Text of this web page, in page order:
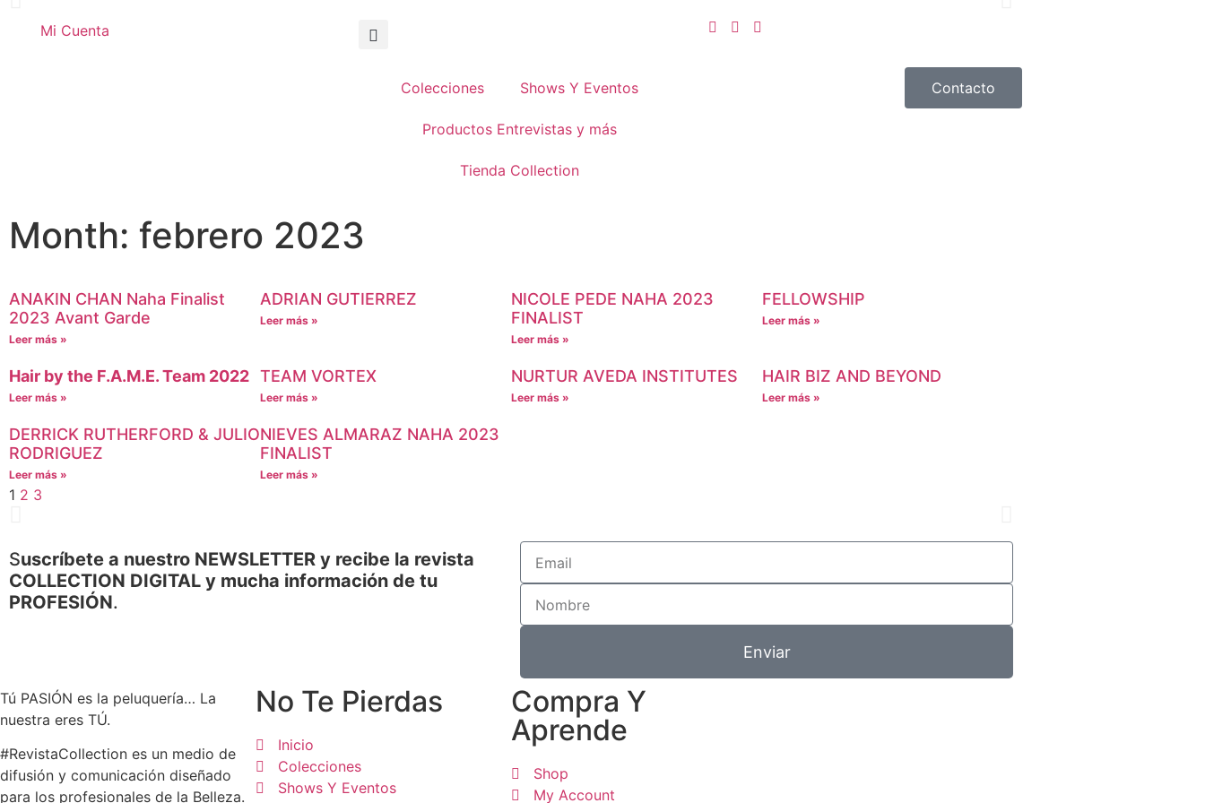
Mi Cuenta
Colecciones Shows Y Eventos
Productos Entrevistas y más
Tienda Collection
Contacto
Month: febrero 2023
ANAKIN CHAN Naha Finalist
2023 Avant Garde
Leer más »
ADRIAN GUTIERREZ
Leer más »
NICOLE PEDE NAHA 2023
FINALIST
Leer más »
FELLOWSHIP
Leer más »
Hair by the F.A.M.E. Team 2022
Leer más »
TEAM VORTEX
Leer más »
NURTUR AVEDA INSTITUTES
Leer más »
HAIR BIZ AND BEYOND
Leer más »
DERRICK RUTHERFORD & JULIO
RODRIGUEZ
Leer más »
NIEVES ALMARAZ NAHA 2023
FINALIST
Leer más »
1 2 3
Suscríbete a nuestro NEWSLETTER y recibe la revista
COLLECTION DIGITAL y mucha información de tu
PROFESIÓN.
Enviar
Tú PASIÓN es la peluquería… La
nuestra eres TÚ.
#RevistaCollection es un medio de
difusión y comunicación diseñado
para los profesionales de la Belleza.
No Te Pierdas
Inicio
Colecciones
Shows Y Eventos
Compra Y
Aprende
Shop
My Account